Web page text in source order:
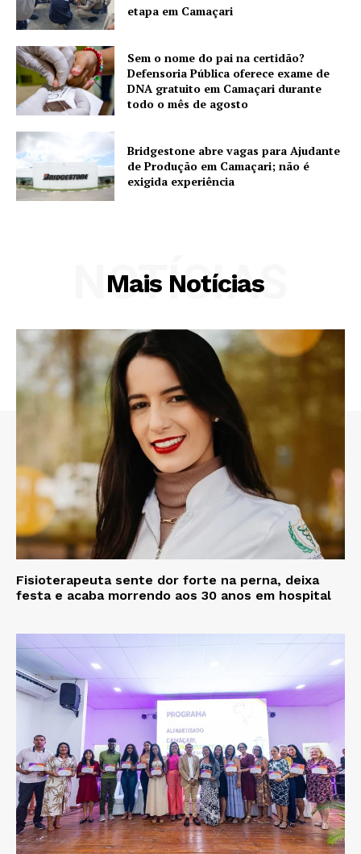
etapa em Camaçari
Sem o nome do pai na certidão?
Defensoria Pública oferece exame de
DNA gratuito em Camaçari durante
todo o mês de agosto
Bridgestone abre vagas para Ajudante
de Produção em Camaçari; não é
exigida experiência
Mais Notícias
NOTÍCIAS
Fisioterapeuta sente dor forte na perna, deixa
festa e acaba morrendo aos 30 anos em hospital